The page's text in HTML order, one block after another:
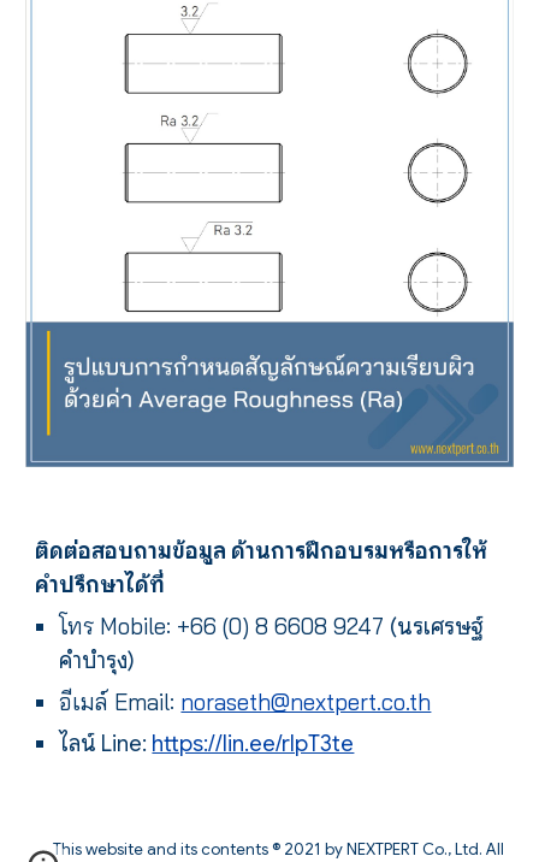
ติดต่อสอบถามข้อมูล ด้านการฝึกอบรมหรือการให้
คำปรึกษาได้ที่
โทร Mobile: +66 (0) 8 6608 9247 (นรเศรษฐ์
คำบำรุง)
อีเมล์ Email: noraseth@nextpert.co.th
ไลน์ Line: https://lin.ee/rIpT3te
This website and its contents® 2021 by NEXTPERT Co., Ltd. All